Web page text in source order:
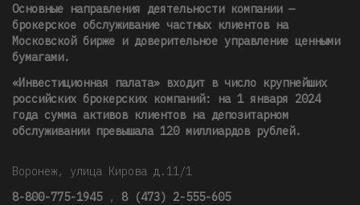
Основные направления деятельности компании —
брокерское обслуживание частных клиентов на
Московской бирже и доверительное управление ценными
бумагами.
«Инвестиционная палата» входит в число крупнейших
российских брокерских компаний: на 1 января 2024
года сумма активов клиентов на депозитарном
обслуживании превышала 120 миллиардов рублей.
Воронеж, улица Кирова д.11/1
8-800-775-1945 , 8 (473) 2-555-605